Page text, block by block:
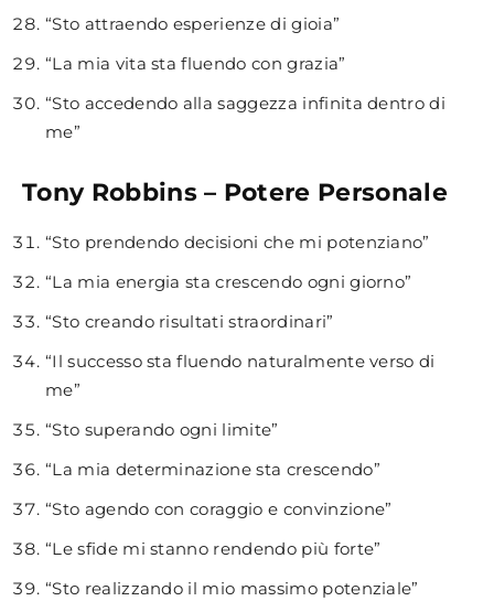
“Sto attraendo esperienze di gioia”
“La mia vita sta fluendo con grazia”
“Sto accedendo alla saggezza infinita dentro di
me”
Tony Robbins – Potere Personale
“Sto prendendo decisioni che mi potenziano”
“La mia energia sta crescendo ogni giorno”
“Sto creando risultati straordinari”
“Il successo sta fluendo naturalmente verso di
me”
“Sto superando ogni limite”
“La mia determinazione sta crescendo”
“Sto agendo con coraggio e convinzione”
“Le sfide mi stanno rendendo più forte”
“Sto realizzando il mio massimo potenziale”